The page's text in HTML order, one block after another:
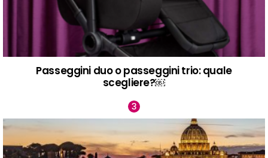
Passeggini duo o passeggini trio: quale
scegliere?￼